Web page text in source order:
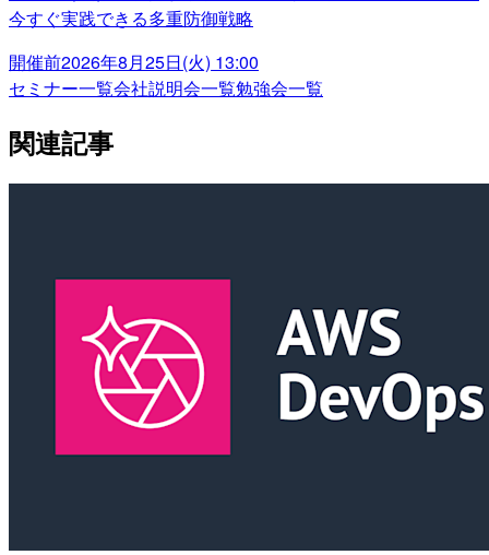
今すぐ実践できる多重防御戦略
開催前2026年8月25日(火) 13:00
セミナー一覧会社説明会一覧勉強会一覧
関連記事